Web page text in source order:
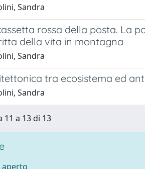
Sandra
rossa della posta. La
della vita in montagna
Sandra
tra ecosistema ed
Sandra
a 13 di 13
aperto